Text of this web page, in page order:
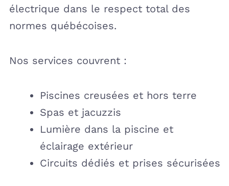
électrique dans le respect total des
normes québécoises.
Nos services couvrent :
Piscines creusées et hors terre
Spas et jacuzzis
Lumière dans la piscine et
éclairage extérieur
Circuits dédiés et prises sécurisées